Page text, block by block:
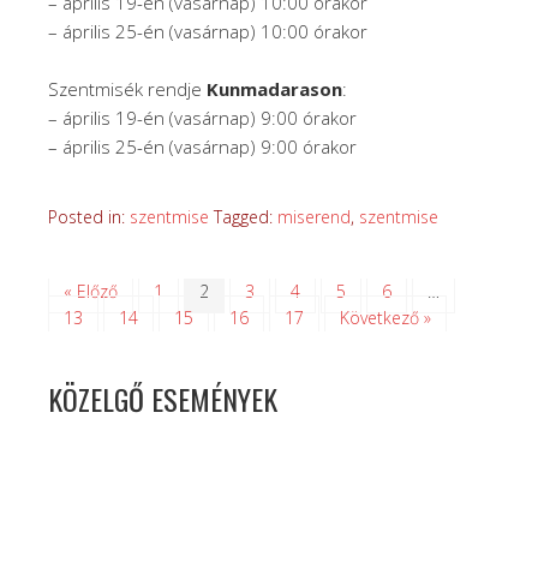
– április 25-én (vasárnap) 10:00 órakor
Szentmisék rendje Kunmadarason:
– április 19-én (vasárnap) 9:00 órakor
– április 25-én (vasárnap) 9:00 órakor
Posted in: szentmise Tagged: miserend, szentmise
« Előző 1 2 3 4 5 6
13
14 15 16 17 Következő »
KÖZELGŐ ESEMÉNYEK